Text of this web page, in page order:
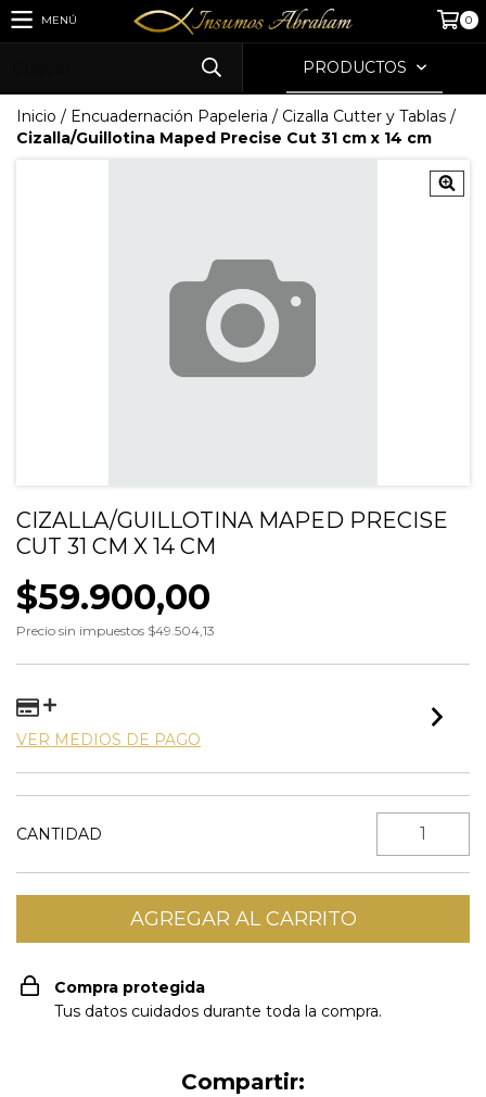
MENÚ 0
PRODUCTOS
Inicio / Encuadernación Papeleria / Cizalla Cutter y Tablas /
Cizalla/Guillotina Maped Precise Cut 31 cm x 14 cm
CIZALLA/GUILLOTINA MAPED PRECISE
CUT 31 CM X 14 CM
$59.900,00
Precio sin impuestos $49.504,13
VER MEDIOS DE PAGO
CANTIDAD
Compra protegida
Tus datos cuidados durante toda la compra.
Compartir: